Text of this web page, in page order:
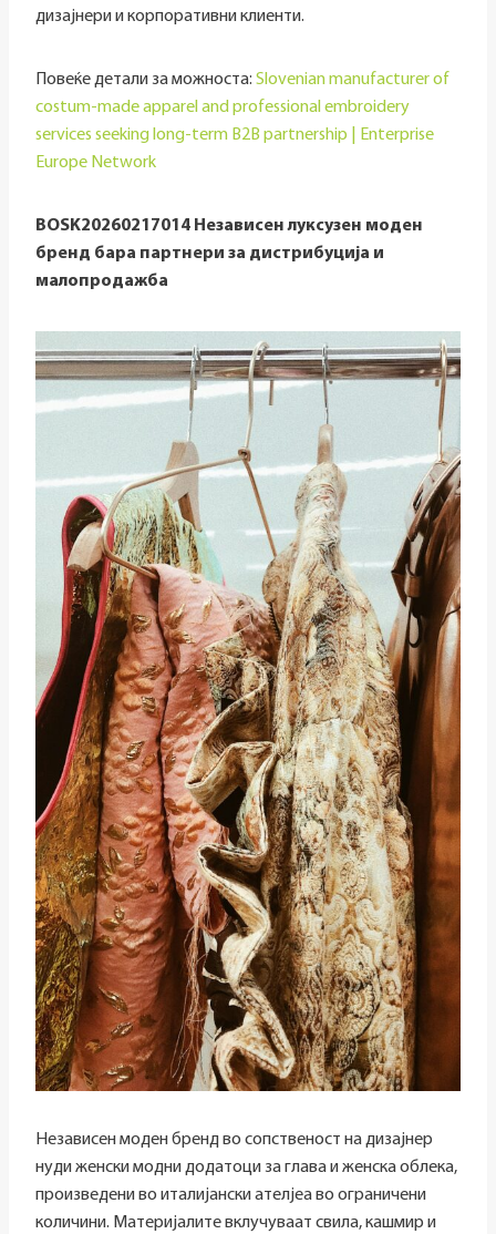
дизајнери и корпоративни клиенти.
Повеќе детали за можноста: Slovenian manufacturer of
costum-made apparel and professional embroidery
services seeking long-term B2B partnership | Enterprise
Europe Network
BOSK20260217014 Независен луксузен моден
бренд бара партнери за дистрибуција и
малопродажба
Независен моден бренд во сопственост на дизајнер
нуди женски модни додатоци за глава и женска облека,
произведени во италијански ателјеа во ограничени
количини. Материјалите вклучуваат свила, кашмир и